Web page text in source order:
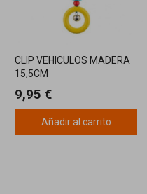
CLIP VEHICULOS MADERA
15,5CM
9,95 €
Añadir al carrito